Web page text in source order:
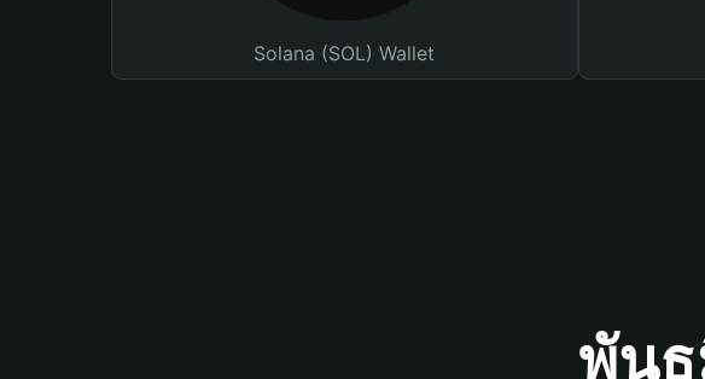
Solana (SOL) Wallet
พันธ